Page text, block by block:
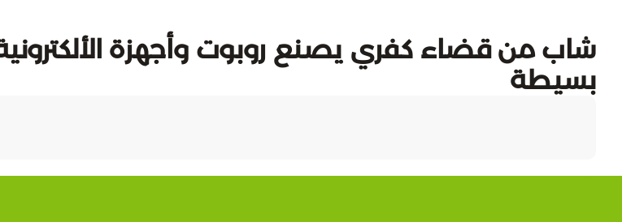
شاب من قضاء كفري يصنع روبوت وأجهزة
بسيطة